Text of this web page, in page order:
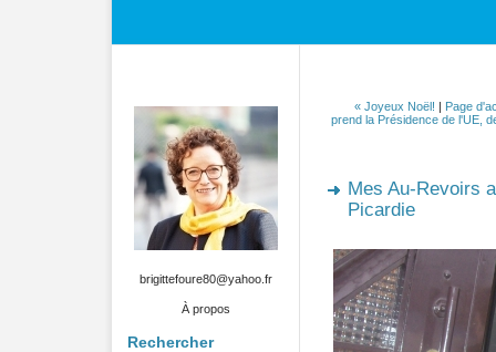
brigittefoure80@yahoo.fr
À propos
Rechercher
« Joyeux Noël! | Page
prend la Présidence de l'UE,
Mes Au-Revoirs
Picardie